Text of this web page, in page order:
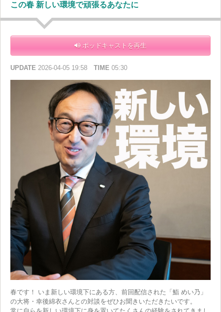
この春 新しい環境で頑張るあなたに
ポッドキャストを再生
UPDATE 2026-04-05 19:58 TIME 05:30
春です！ いま新しい環境下にある方、前回配信された「鮨 めい乃」
の大将・幸後綿衣さんとの対談をぜひお聞きいただきたいです。